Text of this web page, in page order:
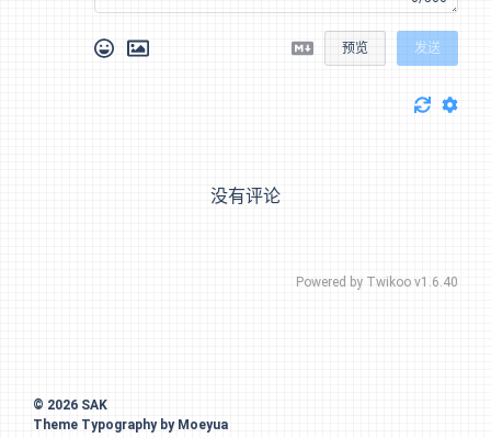
预览 发送
没有评论
Powered by Twikoo v1.6.40
© 2026 SAK
Theme Typographyby Moeyua